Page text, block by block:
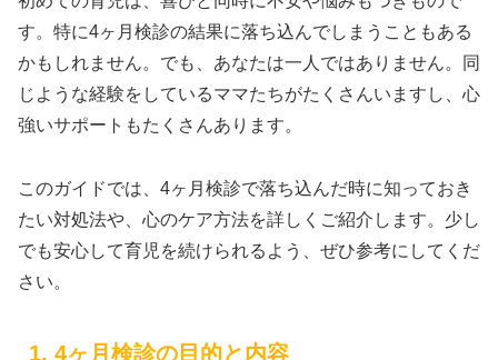
す。特に4ヶ月検診の結果に落ち込んでしまうこともある
かもしれません。でも、あなたは一人ではありません。同
じような経験をしているママたちがたくさんいますし、心
強いサポートもたくさんあります。
このガイドでは、4ヶ月検診で落ち込んだ時に知っておき
たい対処法や、心のケア方法を詳しくご紹介します。少し
でも安心して育児を続けられるよう、ぜひ参考にしてくだ
さい。
1. 4ヶ月検診の目的と内容